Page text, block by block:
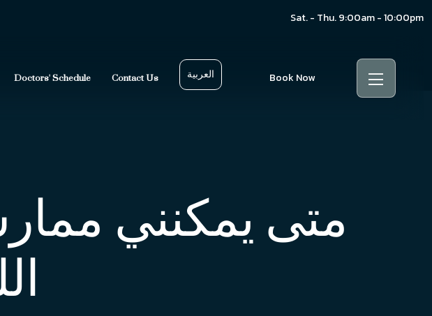
Sat. - Thu. 9:00am - 10:00pm
Doctors' Schedule Contact Us العربية Book Now
متى يمكنني